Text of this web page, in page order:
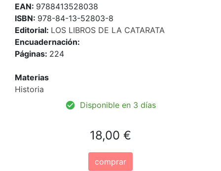
EAN: 9788413528038
ISBN: 978-84-13-52803-8
Editorial: LOS LIBROS DE LA CATARATA
Encuadernación:
Páginas: 224
Materias
Historia
Disponible en 3 días
18,00 €
comprar